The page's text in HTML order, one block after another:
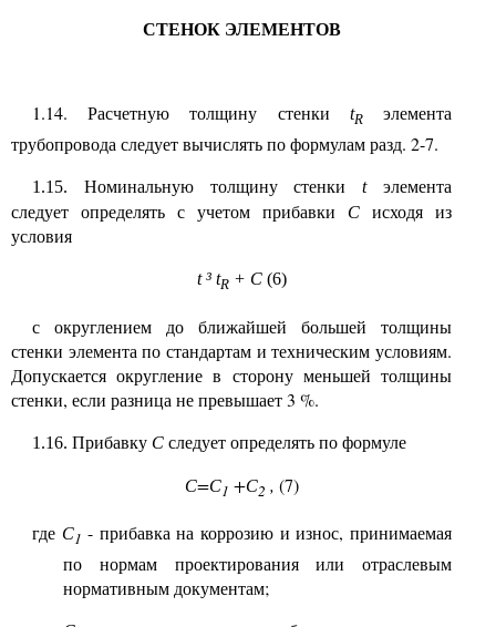
СТЕНОК ЭЛЕМЕНТОВ
1.14. Расчетную толщину стенки tR
элемента
трубопровода следует вычислять по формулам разд. 2-7.
1.15. Номинальную толщину стенкиt
элемента
следует определять с учетом прибавки С исходя из
условия
t³ tR+ C (6)
с округлением до ближайшей большей толщины
стенки элемента по стандартам и техническим условиям.
Допускается округление в сторону меньшей толщины
стенки, если разница не превышает 3 %.
1.16. Прибавку Сследует определять по формуле
С=С1 +С2 , (7)
где С1 - прибавка на коррозию и износ, принимаемая
по нормам проектирования или отраслевым
нормативным документам;